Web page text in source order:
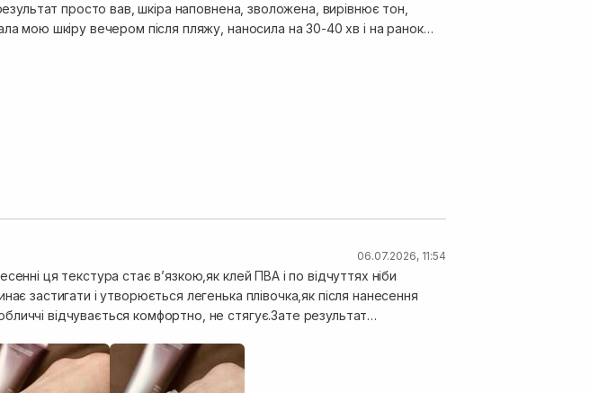
просто вав, шкіра наповнена, зволожена, вирівнює тон,
мою шкіру вечером після пляжу, наносила на 30-40 хв і на ранок
06.07.2026, 11:54
ця текстура стає вʼязкою,як клей ПВА і по відчуттях ніби
застигати і утворюється легенька плівочка,як після нанесення
відчувається комфортно, не стягує.Зате результат
відчуттях на шкірі, наче
тон.При нанесенні на шкіру відчувається свіжість і холодок від
надовго.Легко знімається тоненькою плівкою.Для